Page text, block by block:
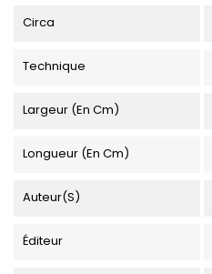
Circa
Technique
Largeur (en Cm)
Longueur (en Cm)
Auteur(s)
Éditeur